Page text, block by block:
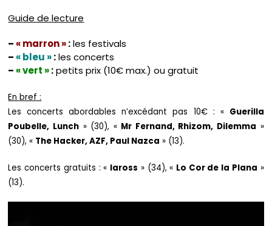
Guide de lecture
–« marron »:les festivals
–« bleu »:les concerts
–« vert »:petits prix (10€ max.) ou gratuit
En bref :
Les concerts abordables n’excédant pas 10€ : « Guerilla
Poubelle, Lunch » (30), « Mr Fernand, Rhizom, Dilemma »
(30), « The Hacker, AZF, Paul Nazca » (13).
Les concerts gratuits : « Iaross » (34), « Lo Cor de la Plana »
(13).